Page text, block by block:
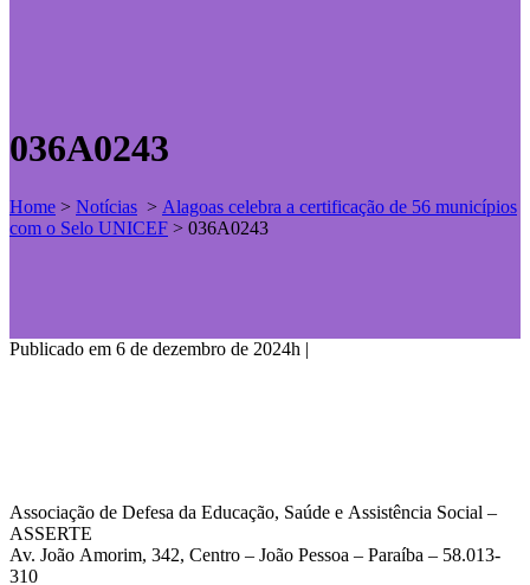
036A0243
Home > Notícias > Alagoas celebra a certificação de 56 municípios
com o Selo UNICEF > 036A0243
Publicado em 6 de dezembro de 2024h |
Associação de Defesa da Educação, Saúde e Assistência Social –
ASSERTE
Av. João Amorim, 342, Centro – João Pessoa – Paraíba – 58.013-
310